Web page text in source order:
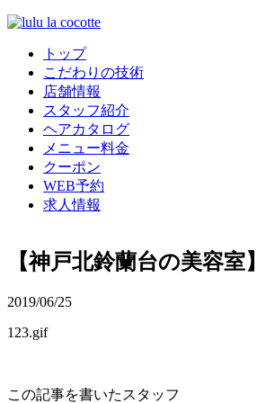
トップ
こだわりの技術
店舗情報
スタッフ紹介
ヘアカタログ
メニュー料金
クーポン
WEB予約
求人情報
【神戸北鈴蘭台の美容
2019/06/25
123.gif
この記事を書いたスタッフ